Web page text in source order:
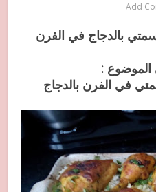
Add
بالدجاج في الفرن
:
في الفرن بالدجاج